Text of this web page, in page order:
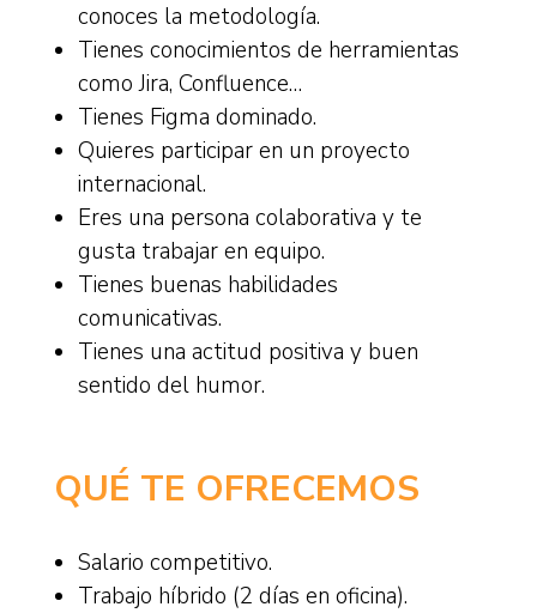
conoces la metodología.
Tienes conocimientos de herramientas
como Jira, Confluence…
Tienes Figma dominado.
Quieres participar en un proyecto
internacional.
Eres una persona colaborativa y te
gusta trabajar en equipo.
Tienes buenas habilidades
comunicativas.
Tienes una actitud positiva y buen
sentido del humor.
QUÉ TE OFRECEMOS
Salario competitivo.
Trabajo híbrido (2 días en oficina).